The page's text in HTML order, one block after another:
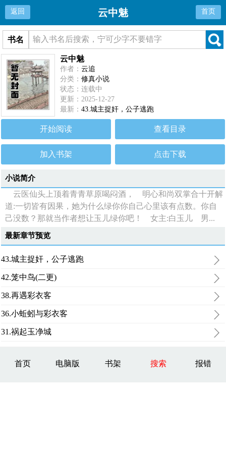
返回 云中魅 首页
书名
云中魅
作者：云追
分类：修真小说
状态：连载中
更新：2025-12-27
最新：43.城主捉奸，公子逃跑
开始阅读 查看目录
加入书架 点击下载
小说简介
云医仙头上顶着青青草原喝闷酒， 明心和尚双掌合十开解
道:一切皆有因果，她为什么绿你你自己心里该有点数。你自
己没数？那就当作者想让玉儿绿你吧！ 女主:白玉儿 男...
最新章节预览
43.城主捉奸，公子逃跑
42.笼中鸟(二更)
38.再遇彩衣客
36.小蚯蚓与彩衣客
31.祸起玉净城
首页 电脑版 书架 搜索 报错